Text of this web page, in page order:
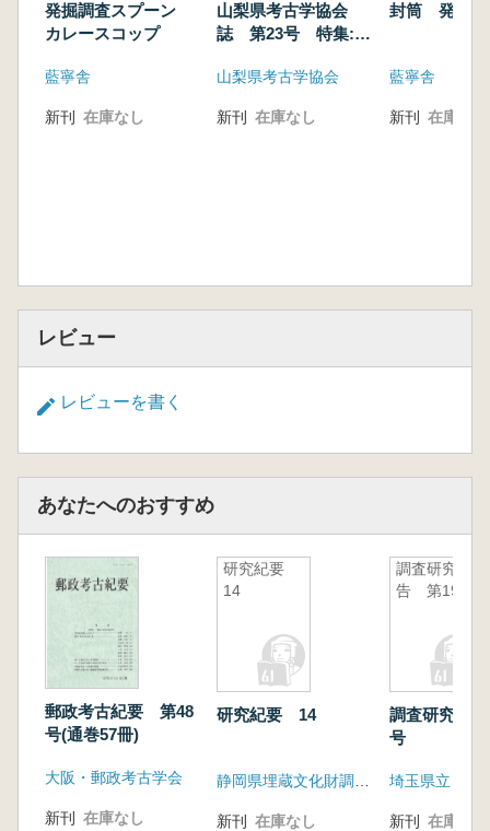
発掘調査スプーン
カレースコップ
藍寧舎
新刊 在庫なし
山梨県考古学協会
誌 第23号 特集:移
山梨県考古学協会
新刊 在庫なし
封筒 発掘調
藍寧舎
新刊 在庫なし
レビュー
レビューを書く
あなたへのおすすめ
郵政考古紀要 第48
号(通巻57冊)
大阪・郵政考古学会
新刊 在庫なし
研究紀要
14
研究紀要 14
新刊 在庫なし
調査研究報
告 第19号
調査研究報
号
新刊 在庫なし